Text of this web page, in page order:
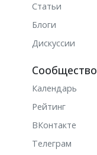
Статьи
Блоги
Дискуссии
Сообщество
Календарь
Рейтинг
ВКонтакте
Телеграм